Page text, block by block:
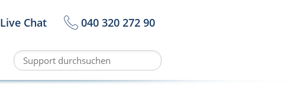
Live Chat 040 320 272 90